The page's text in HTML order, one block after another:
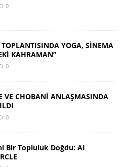
0
YOGA, SİNEMA
KAHRAMAN”
0
VE CHOBANİ ANLAŞMASINDA
0
Bir Topluluk Doğdu: AI